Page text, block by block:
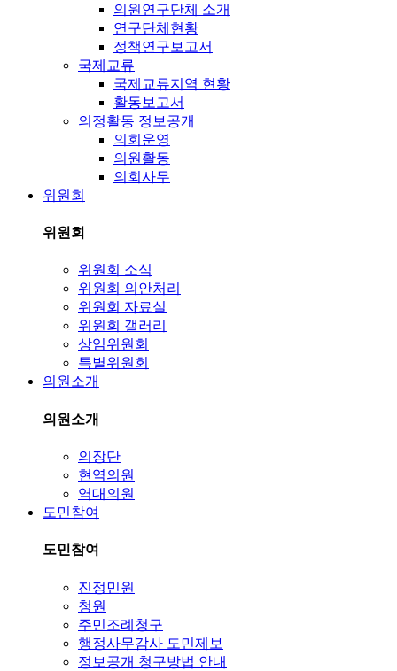
의원연구단체 소개
연구단체현황
정책연구보고서
국제교류
국제교류지역 현황
활동보고서
의정활동 정보공개
의회운영
의원활동
의회사무
위원회
위원회
위원회 소식
위원회 의안처리
위원회 자료실
위원회 갤러리
상임위원회
특별위원회
의원소개
의원소개
의장단
현역의원
역대의원
도민참여
도민참여
진정민원
청원
주민조례청구
행정사무감사 도민제보
정보공개 청구방법 안내